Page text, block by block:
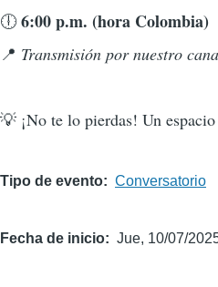
🕕6:00 p.m. (hora Colombia)
📍 Transmisión por nuestro
💡 ¡No te lo pierdas! Un
Tipo de evento Conversatorio
Fecha de inicio Jue, 10/07/